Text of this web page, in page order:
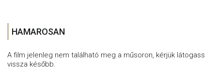
HAMAROSAN
A film jelenleg nem található meg a műsoron, kérjük látogass
vissza később.